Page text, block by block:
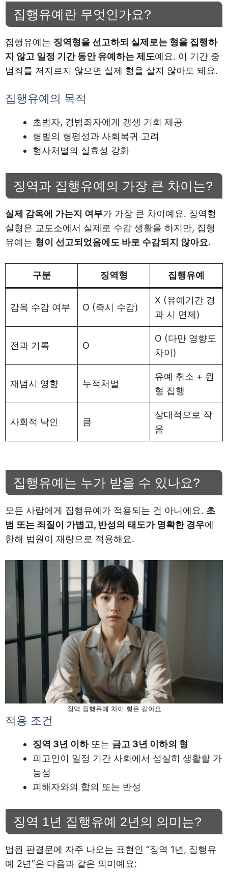
집행유예란 무엇인가요?
집행유예는 징역형을 선고하되 실제로는 형을 집행하
지 않고 일정 기간 동안 유예하는 제도예요. 이 기간 중
범죄를 저지르지 않으면 실제 형을 살지 않아도 돼요.
집행유예의 목적
초범자, 경범죄자에게 갱생 기회 제공
형벌의 형평성과 사회복귀 고려
형사처벌의 실효성 강화
징역과 집행유예의 가장 큰 차이는?
실제 감옥에 가는지 여부가 가장 큰 차이예요. 징역형
실형은 교도소에서 실제로 수감 생활을 하지만, 집행
유예는 형이 선고되었음에도 바로 수감되지 않아요.
구분 징역형 집행유예
감옥 수감 여부 O (즉시 수감)
X (유예기간 경
과 시 면제)
전과 기록 O
O (다만 영향도
차이)
재범시 영향 누적처벌
유예 취소 + 원
형 집행
사회적 낙인 큼
상대적으로 작
음
집행유예는 누가 받을 수 있나요?
모든 사람에게 집행유예가 적용되는 건 아니에요. 초
범 또는 죄질이 가볍고, 반성의 태도가 명확한 경우에
한해 법원이 재량으로 적용해요.
징역 집행유예 차이 형은 같아요
적용 조건
징역 3년 이하또는 금고 3년 이하의 형
피고인이 일정 기간 사회에서 성실히 생활할 가
능성
피해자와의 합의 또는 반성
징역 1년 집행유예 2년의 의미는?
법원 판결문에 자주 나오는 표현인 “징역 1년, 집행유
예 2년”은 다음과 같은 의미예요: